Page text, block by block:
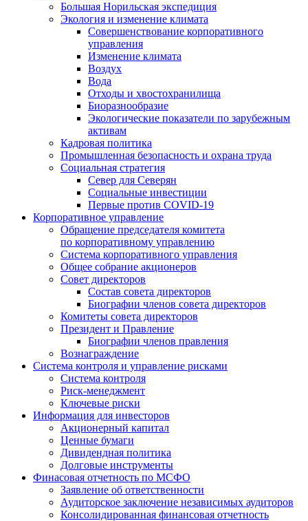
Большая Норильская экспедиция
Экология и изменение климата
Совершенствование корпоративного
управления
Изменение климата
Воздух
Вода
Отходы и хвостохранилища
Биоразнообразие
Экологические показатели по зарубежным
активам
Кадровая политика
Промышленная безопасность и охрана труда
Социальная стратегия
Север для Северян
Социальные инвестиции
Первые против COVID‑19
Корпоративное управление
Обращение председателя комитета
по корпоративному управлению
Система корпоративного управления
Общее собрание акционеров
Совет директоров
Состав совета директоров
Биографии членов совета директоров
Комитеты совета директоров
Президент и Правление
Биографии членов правления
Вознаграждение
Система контроля и управление рисками
Система контроля
Риск-менеджмент
Ключевые риски
Информация для инвесторов
Акционерный капитал
Ценные бумаги
Дивидендная политика
Долговые инструменты
Финасовая отчетность по МСФО
Заявление об ответственности
Аудиторское заключение независимых аудиторов
Консолидированная финансовая отчетность